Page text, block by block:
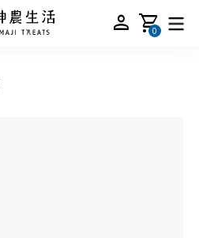
person shopping_cart
0